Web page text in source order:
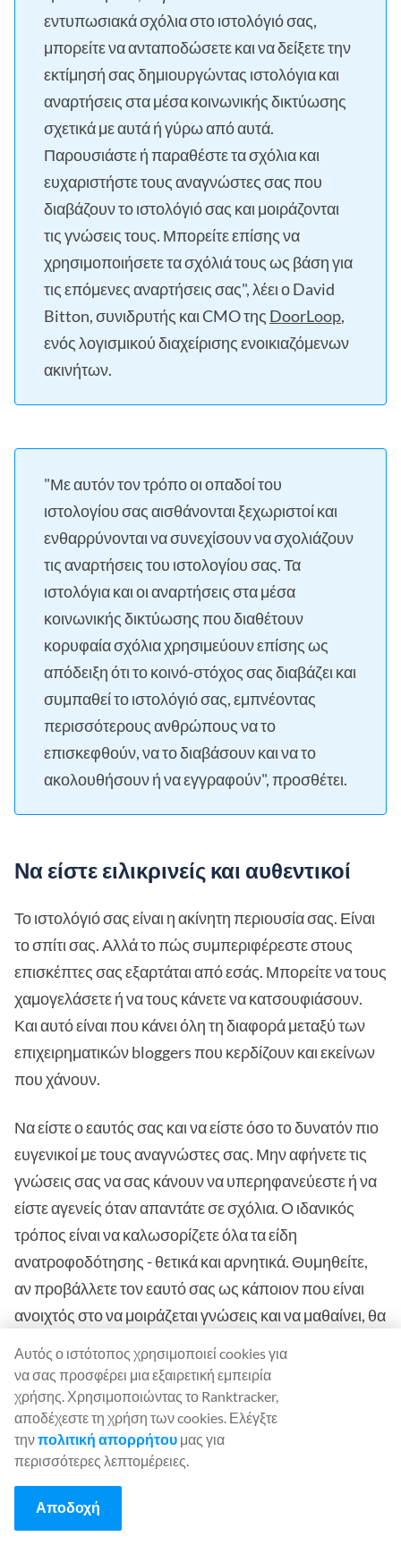
εντυπωσιακά σχόλια στο ιστολόγιό σας,
μπορείτε να ανταποδώσετε και να δείξετε την
εκτίμησή σας δημιουργώντας ιστολόγια και
αναρτήσεις στα μέσα κοινωνικής δικτύωσης
σχετικά με αυτά ή γύρω από αυτά.
Παρουσιάστε ή παραθέστε τα σχόλια και
ευχαριστήστε τους αναγνώστες σας που
διαβάζουν το ιστολόγιό σας και μοιράζονται
τις γνώσεις τους. Μπορείτε επίσης να
χρησιμοποιήσετε τα σχόλιά τους ως βάση για
τις επόμενες αναρτήσεις σας", λέει ο David
Bitton, συνιδρυτής και CMO της DoorLoop,
ενός λογισμικού διαχείρισης ενοικιαζόμενων
ακινήτων.
"Με αυτόν τον τρόπο οι οπαδοί του
ιστολογίου σας αισθάνονται ξεχωριστοί και
ενθαρρύνονται να συνεχίσουν να σχολιάζουν
τις αναρτήσεις του ιστολογίου σας. Τα
ιστολόγια και οι αναρτήσεις στα μέσα
κοινωνικής δικτύωσης που διαθέτουν
κορυφαία σχόλια χρησιμεύουν επίσης ως
απόδειξη ότι το κοινό-στόχος σας διαβάζει και
συμπαθεί το ιστολόγιό σας, εμπνέοντας
περισσότερους ανθρώπους να το
επισκεφθούν, να το διαβάσουν και να το
ακολουθήσουν ή να εγγραφούν", προσθέτει.
Να είστε ειλικρινείς και αυθεντικοί
Το ιστολόγιό σας είναι η ακίνητη περιουσία σας. Είναι
το σπίτι σας. Αλλά το πώς συμπεριφέρεστε στους
επισκέπτες σας εξαρτάται από εσάς. Μπορείτε να τους
χαμογελάσετε ή να τους κάνετε να κατσουφιάσουν.
Και αυτό είναι που κάνει όλη τη διαφορά μεταξύ των
επιχειρηματικών bloggers που κερδίζουν και εκείνων
που χάνουν.
Να είστε ο εαυτός σας και να είστε όσο το δυνατόν πιο
ευγενικοί με τους αναγνώστες σας. Μην αφήνετε τις
γνώσεις σας να σας κάνουν να υπερηφανεύεστε ή να
είστε αγενείς όταν απαντάτε σε σχόλια. Ο ιδανικός
τρόπος είναι να καλωσορίζετε όλα τα είδη
ανατροφοδότησης - θετικά και αρνητικά. Θυμηθείτε,
αν προβάλλετε τον εαυτό σας ως κάποιον που είναι
ανοιχτός στο να μοιράζεται γνώσεις και να μαθαίνει, θα
αναγνώστες σας.
Δημιουργήστε ένα σύνολο κανόνων
Σκεφτείτε το ως εξής. Πώς θα αισθανόσασταν αν
καταλήγατε σε μια ανάρτηση ιστολογίου με πολλά
σχόλια spam ή αυτοπροβολής;
Αυτός ο ιστότοπος χρησιμοποιεί cookies για
να σας προσφέρει μια εξαιρετική εμπειρία
χρήσης. Χρησιμοποιώντας το Ranktracker,
αποδέχεστε τη χρήση των cookies. Ελέγξτε
τηνπολιτική απορρήτου μας για
περισσότερες λεπτομέρειες.
Αποδοχή